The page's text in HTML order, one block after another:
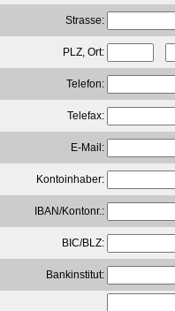
Strasse:
PLZ, Ort:
Telefon:
Telefax:
E-Mail:
Kontoinhaber:
IBAN/Kontonr.:
BIC/BLZ:
Bankinstitut: